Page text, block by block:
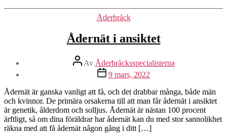
Kategorier
Åderbråck
Ådernät i ansiktet
Inläggsförfattare
Av Åderbråcksspecialisterna
Inläggsdatum
9 mars, 2022
Ådernät är ganska vanligt att få, och det drabbar många, både män
och kvinnor. De primära orsakerna till att man får ådernät i ansiktet
är genetik, ålderdom och solljus. Ådernät är nästan 100 procent
ärftligt, så om dina föräldrar har ådernät kan du med stor sannolikhet
räkna med att få ådernät någon gång i ditt […]